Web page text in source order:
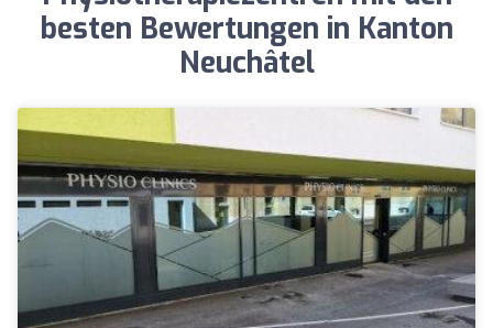
besten Bewertungen in Kanton
Neuchâtel